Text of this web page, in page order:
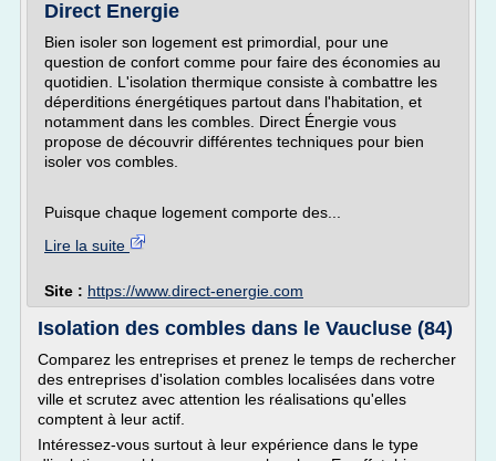
Direct Energie
Bien isoler son logement est primordial, pour une
question de confort comme pour faire des économies au
quotidien. L'isolation thermique consiste à combattre les
déperditions énergétiques partout dans l'habitation, et
notamment dans les combles. Direct Énergie vous
propose de découvrir différentes techniques pour bien
isoler vos combles.
Puisque chaque logement comporte des...
Lire la suite
Site : https://www.direct-energie.com
Isolation des combles dans le Vaucluse (84)
Comparez les entreprises et prenez le temps de rechercher
des entreprises d'isolation combles localisées dans votre
ville et scrutez avec attention les réalisations qu'elles
comptent à leur actif.
Intéressez-vous surtout à leur expérience dans le type